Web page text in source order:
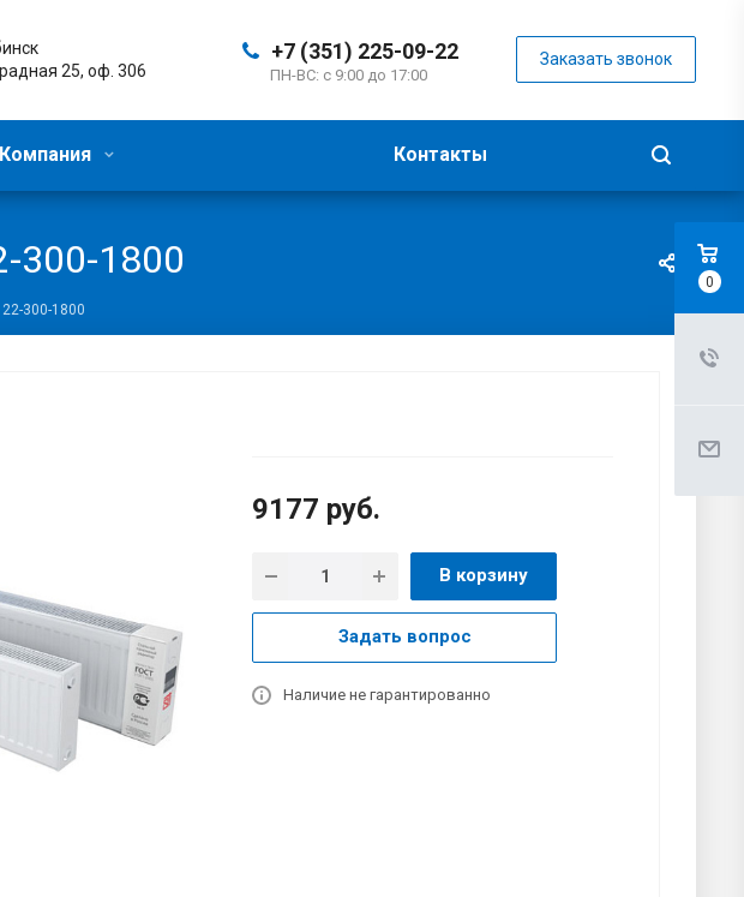
+7 (351) 225-09-22
ПН-ВС: с 9:00 до 17:00
Заказать звонок
25, оф. 306
Компания Контакты
300-1800
300-1800
9177 руб.
В корзину
Задать вопрос
Наличие не гарантированно
0